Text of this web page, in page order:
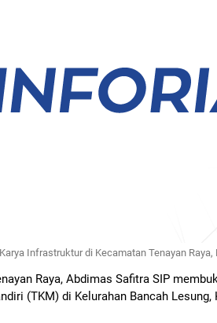
Infrastruktur di Kecamatan Tenayan
Raya, Abdimas Safitra SIP
(TKM) di Kelurahan Bancah Lesung,